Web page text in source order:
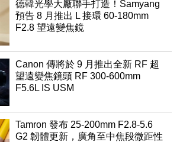
德韓光學大廠聯手打造！Samyang
預告 8 月推出 L 接環 60-180mm
F2.8 望遠變焦鏡
Canon 傳將於 9 月推出全新 RF 超
望遠變焦鏡頭 RF 300-600mm
F5.6L IS USM
Tamron 發布 25-200mm F2.8-5.6
G2 韌體更新，廣角至中焦段微距性